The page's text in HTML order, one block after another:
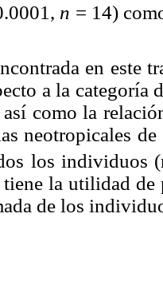
n = 14)
en este
a la categoría
como la
neotropicales
los individuos
tiene la utilidad
de los